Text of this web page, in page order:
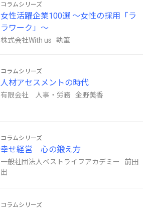
コラムシリーズ
女性活躍企業100選 ～女性の採用「ラ
ラワーク」～
株式会社With us 執筆
コラムシリーズ
人材アセスメントの時代
有限会社 人事・労務 金野美香
コラムシリーズ
幸せ経営 心の鍛え方
一般社団法人ベストライフアカデミー 前田
出
コラムシリーズ